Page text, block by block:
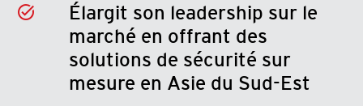
Élargit son leadership sur le
marché en offrant des
solutions de sécurité sur
mesure en Asie du Sud-Est